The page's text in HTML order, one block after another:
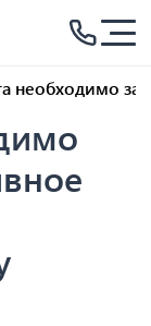
необходимо